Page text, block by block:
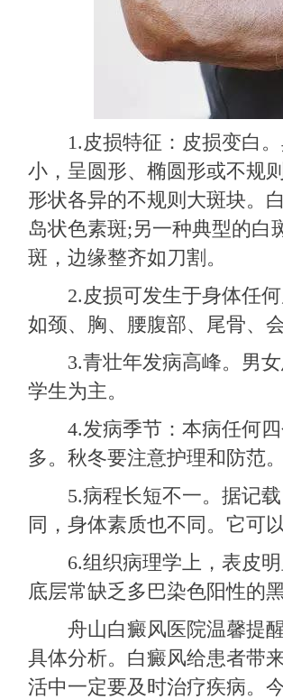
1.皮损特征：皮损变白。
小，呈圆形、椭圆形或不规
形状各异的不规则大斑块。
岛状色素斑;另一种典型的白
斑，边缘整齐如刀割。
2.皮损可发生于身体任何
如颈、胸、腰腹部、尾骨、
3.青壮年发病高峰。男女
学生为主。
4.发病季节：本病任何四
多。秋冬要注意护理和防范。
5.病程长短不一。据记载
同，身体素质也不同。它可
6.组织病理学上，表皮明
底层常缺乏多巴染色阳性的
舟山白癜风医院温馨提醒
具体分析。白癜风给患者带
活中一定要及时治疗疾病。